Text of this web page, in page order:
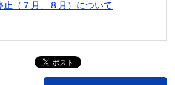
（７月、８月）について